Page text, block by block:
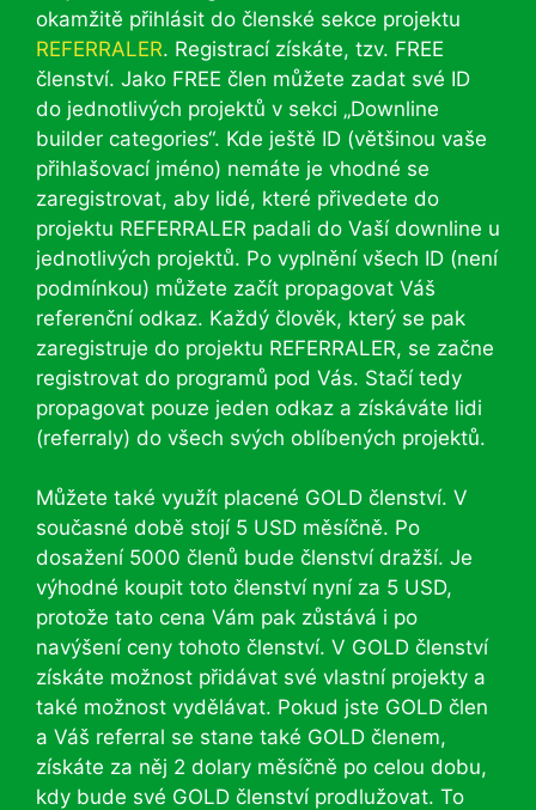
okamžitě přihlásit do členské sekce projektu
REFERRALER. Registrací získáte, tzv. FREE
členství. Jako FREE člen můžete zadat své ID
do jednotlivých projektů v sekci „Downline
builder categories“. Kde ještě ID (většinou vaše
přihlašovací jméno) nemáte je vhodné se
zaregistrovat, aby lidé, které přivedete do
projektu REFERRALER padali do Vaší downline u
jednotlivých projektů. Po vyplnění všech ID (není
podmínkou) můžete začít propagovat Váš
referenční odkaz. Každý člověk, který se pak
zaregistruje do projektu REFERRALER, se začne
registrovat do programů pod Vás. Stačí tedy
propagovat pouze jeden odkaz a získáváte lidi
(referraly) do všech svých oblíbených projektů.
Můžete také využít placené GOLD členství. V
současné době stojí 5 USD měsíčně. Po
dosažení 5000 členů bude členství dražší. Je
výhodné koupit toto členství nyní za 5 USD,
protože tato cena Vám pak zůstává i po
navýšení ceny tohoto členství. V GOLD členství
získáte možnost přidávat své vlastní projekty a
také možnost vydělávat. Pokud jste GOLD člen
a Váš referral se stane také GOLD členem,
získáte za něj 2 dolary měsíčně po celou dobu,
kdy bude své GOLD členství prodlužovat. To